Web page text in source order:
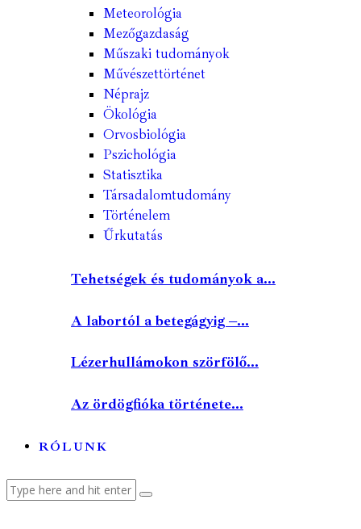
Meteorológia
Mezőgazdaság
Műszaki tudományok
Művészettörténet
Néprajz
Ökológia
Orvosbiológia
Pszichológia
Statisztika
Társadalomtudomány
Történelem
Űrkutatás
Tehetségek és tudományok a...
A labortól a betegágyig –...
Lézerhullámokon szörfölő...
Az ördögfióka története...
RÓLUNK